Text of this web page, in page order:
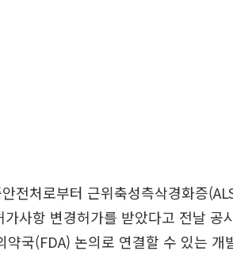
전처로부터 근위축성측삭경화증
사항 변경허가를 받았다고 전날 공
국(FDA) 논의로 연결할 수 있는 개